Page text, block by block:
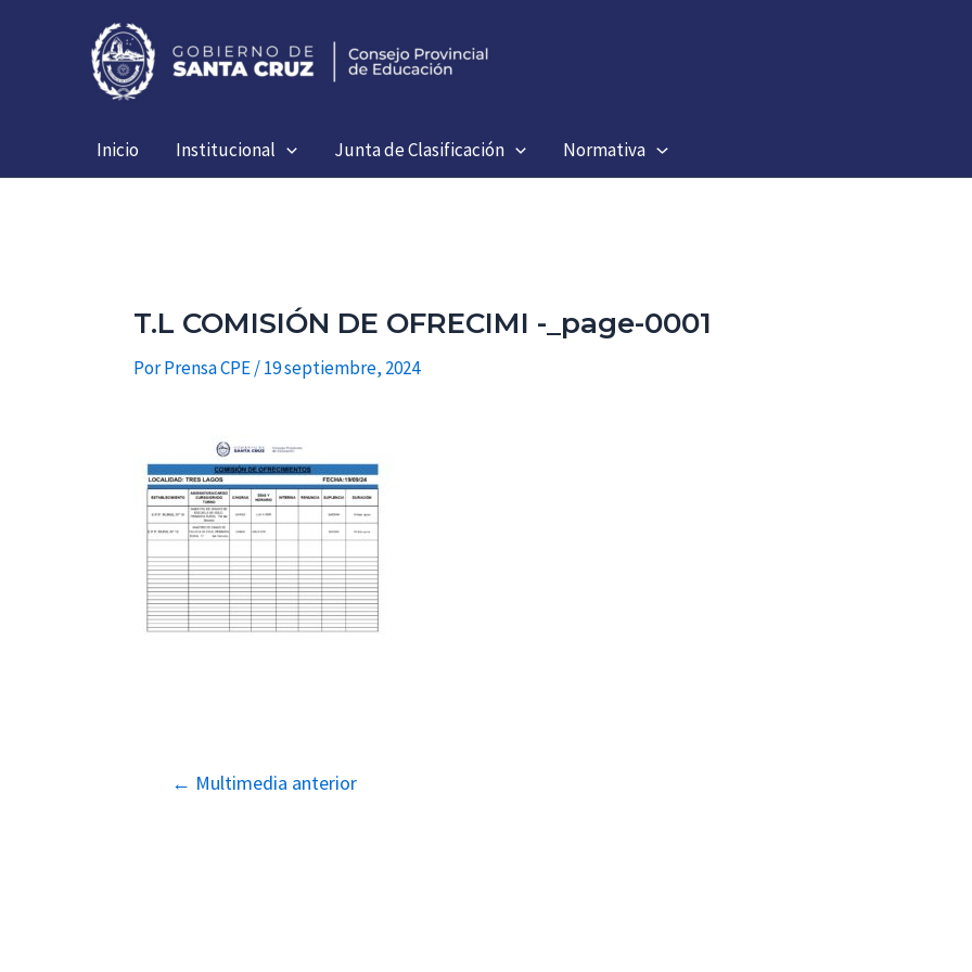
Inicio Institucional Junta de Clasificación Normativa
T.L COMISIÓN DE OFRECIMI -_page-0001
PorPrensa CPE/19 septiembre, 2024
Navegación
← Multimedia anterior